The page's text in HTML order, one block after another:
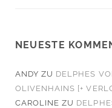
NEUESTE
ANDY ZU DELPHES
OLIVENHAINS [+
CAROLINE ZU